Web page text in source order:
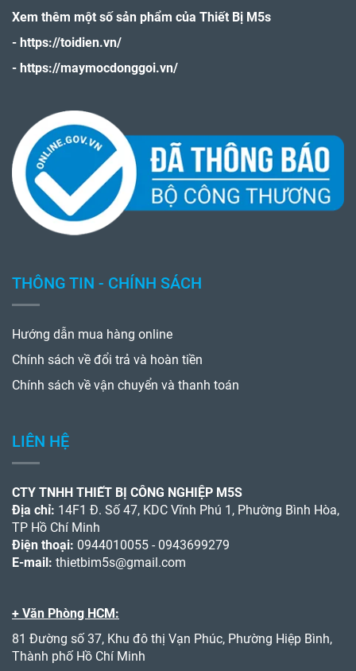
Xem thêm một số sản phẩm của Thiết Bị M5s
- https://toidien.vn/
- https://maymocdonggoi.vn/
THÔNG TIN - CHÍNH SÁCH
Hướng dẫn mua hàng online
Chính sách về đổi trả và hoàn tiền
Chính sách về vận chuyển và thanh toán
LIÊN HỆ
CTY TNHH THIẾT BỊ CÔNG NGHIỆP M5S
Địa chỉ: 14F1 Đ. Số 47, KDC Vĩnh Phú 1, Phường Bình Hòa,
TP Hồ Chí Minh
Điện thoại: 0944010055 - 0943699279
E-mail: thietbim5s@gmail.com
+ Văn Phòng HCM:
81 Đường số 37, Khu đô thị Vạn Phúc, Phường Hiệp Bình,
Thành phố Hồ Chí Minh